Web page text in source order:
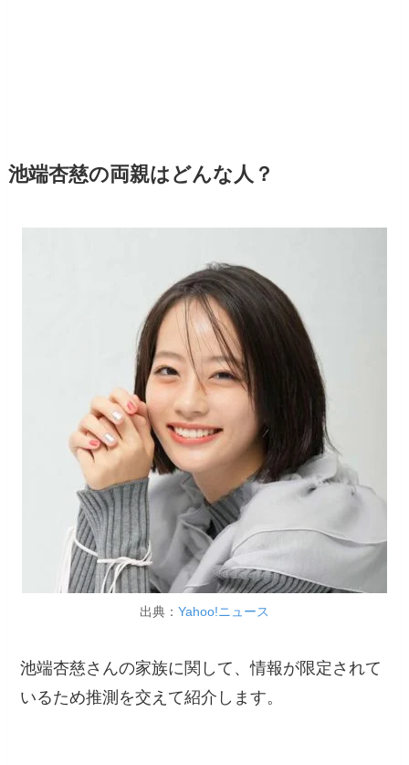
池端杏慈の両親はどんな人？
出典： Yahoo!ニュース
池端杏慈さんの家族に関して、情報が限定されて
いるため推測を交えて紹介します。